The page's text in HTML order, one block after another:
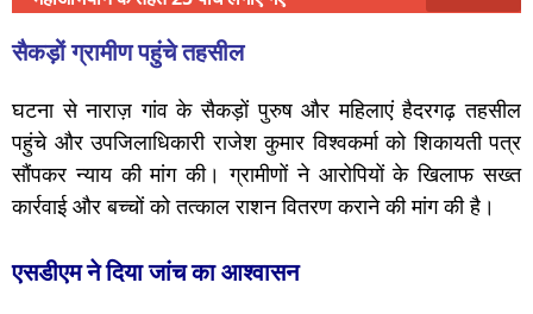
सैकड़ों ग्रामीण पहुंचे तहसील
घटना से नाराज़ गांव के सैकड़ों पुरुष और महिलाएं हैदरगढ़ तहसील
पहुंचे और उपजिलाधिकारी राजेश कुमार विश्वकर्मा को शिकायती पत्र
सौंपकर न्याय की मांग की। ग्रामीणों ने आरोपियों के खिलाफ सख्त
कार्रवाई और बच्चों को तत्काल राशन वितरण कराने की मांग की है।
एसडीएम ने दिया जांच का आश्वासन